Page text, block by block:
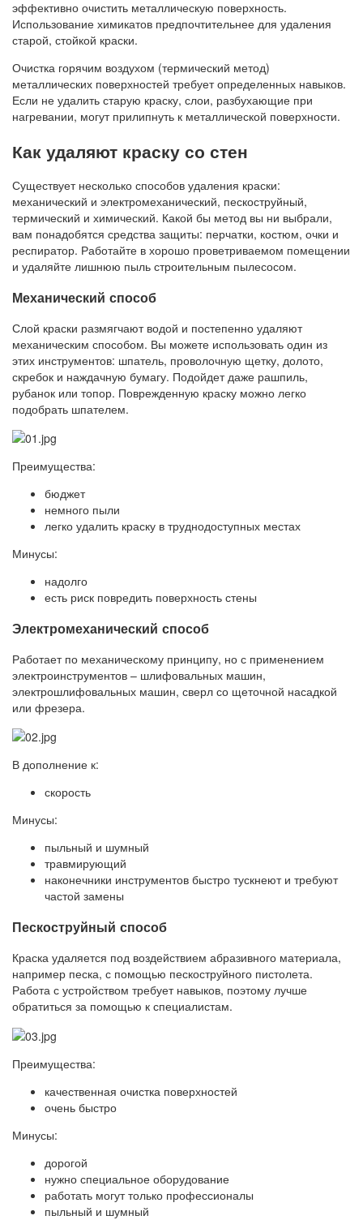
эффективно очистить металлическую поверхность.
Использование химикатов предпочтительнее для удаления
старой, стойкой краски.
Очистка горячим воздухом (термический метод)
металлических поверхностей требует определенных навыков.
Если не удалить старую краску, слои, разбухающие при
нагревании, могут прилипнуть к металлической поверхности.
Как удаляют краску со стен
Существует несколько способов удаления краски:
механический и электромеханический, пескоструйный,
термический и химический. Какой бы метод вы ни выбрали,
вам понадобятся средства защиты: перчатки, костюм, очки и
респиратор. Работайте в хорошо проветриваемом помещении
и удаляйте лишнюю пыль строительным пылесосом.
Механический способ
Слой краски размягчают водой и постепенно удаляют
механическим способом. Вы можете использовать один из
этих инструментов: шпатель, проволочную щетку, долото,
скребок и наждачную бумагу. Подойдет даже рашпиль,
рубанок или топор. Поврежденную краску можно легко
подобрать шпателем.
Преимущества:
бюджет
немного пыли
легко удалить краску в труднодоступных местах
Минусы:
надолго
есть риск повредить поверхность стены
Электромеханический способ
Работает по механическому принципу, но с применением
электроинструментов – шлифовальных машин,
электрошлифовальных машин, сверл со щеточной насадкой
или фрезера.
В дополнение к:
скорость
Минусы:
пыльный и шумный
травмирующий
наконечники инструментов быстро тускнеют и требуют
частой замены
Пескоструйный способ
Краска удаляется под воздействием абразивного материала,
например песка, с помощью пескоструйного пистолета.
Работа с устройством требует навыков, поэтому лучше
обратиться за помощью к специалистам.
Преимущества:
качественная очистка поверхностей
очень быстро
Минусы:
дорогой
нужно специальное оборудование
работать могут только профессионалы
пыльный и шумный